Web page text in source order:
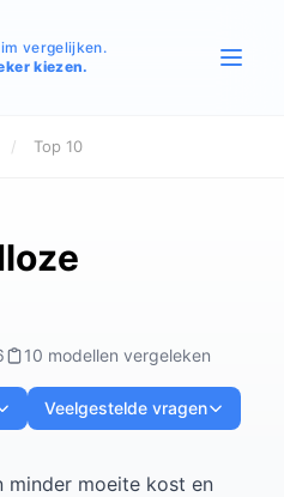
vergelijken.
kiezen.
/ Top 10
10 modellen vergeleken
Veelgestelde vragen
minder moeite kost en